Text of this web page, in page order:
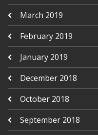
March 2019
February 2019
January 2019
December 2018
October 2018
September 2018